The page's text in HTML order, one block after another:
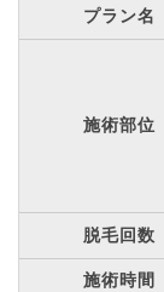
プラン名
施術部位
脱毛回数
施術時間